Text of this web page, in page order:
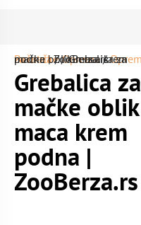
Početna/Oprema/
Oprema za mačke
/ Grebalica za mačke oblik maca krem podna | ZooBerza.rs
Grebalica za
mačke oblik
maca krem
podna |
ZooBerza.rs